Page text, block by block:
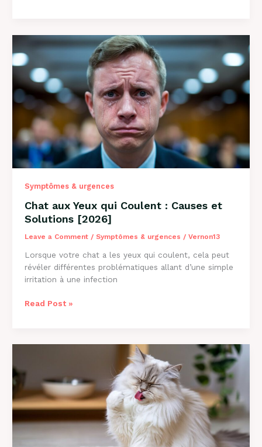
Langue
:
8
Causes
et
Solutions
Symptômes & urgences
Chat aux Yeux qui Coulent : Causes et
Solutions [2026]
Leave a Comment / Symptômes & urgences / Vernon13
Lorsque votre chat a les yeux qui coulent, cela peut
révéler différentes problématiques allant d’une simple
irritation à une infection
Chat
Causes
et
Solutions
[2026]
Read Post »